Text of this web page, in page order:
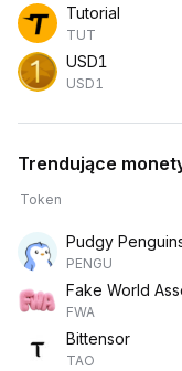
Tutorial
TUT
USD1
USD1
Trendujące
Token
Pudgy
PENGU
Fake World
FWA
Bittensor
TAO